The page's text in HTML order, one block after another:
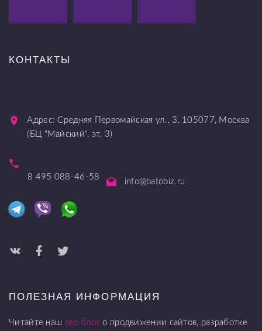
КОНТАКТЫ
Адрес: Средняя Первомайская ул., 3 , 105077, Москва
(БЦ "Майский", эт. 3)
8 495 088-46-58
info@batobiz.ru
ПОЛЕЗНАЯ ИНФОРМАЦИЯ
Читайте наш seo блог о продвижении сайтов, разработке